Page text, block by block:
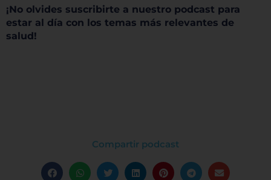
¡No olvides suscribirte a nuestro podcast para
estar al día con los temas más relevantes de
salud!
Compartir podcast